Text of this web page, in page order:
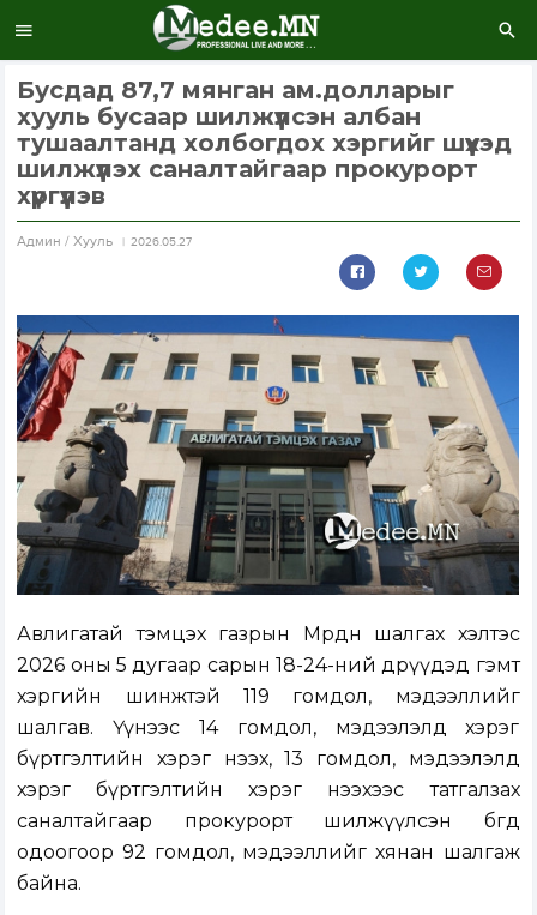
Бусдад 87,7 мянган ам.долларыг
хууль бусаар шилжүүлсэн албан
тушаалтанд холбогдох хэргийг шүүхэд
шилжүүлэх саналтайгаар прокурорт
хүргүүлэв
Aдмин / Хууль 2026.05.27
Авлигатай тэмцэх газрын Мөрдөн шалгах хэлтэс
2026 оны 5 дугаар сарын 18-24-ний өдрүүдэд гэмт
хэргийн шинжтэй 119 гомдол, мэдээллийг
шалгав. Үүнээс 14 гомдол, мэдээлэлд хэрэг
бүртгэлтийн хэрэг нээх, 13 гомдол, мэдээлэлд
хэрэг бүртгэлтийн хэрэг нээхээс татгалзах
саналтайгаар прокурорт шилжүүлсэн бөгөөд
одоогоор 92 гомдол, мэдээллийг хянан шалгаж
байна.